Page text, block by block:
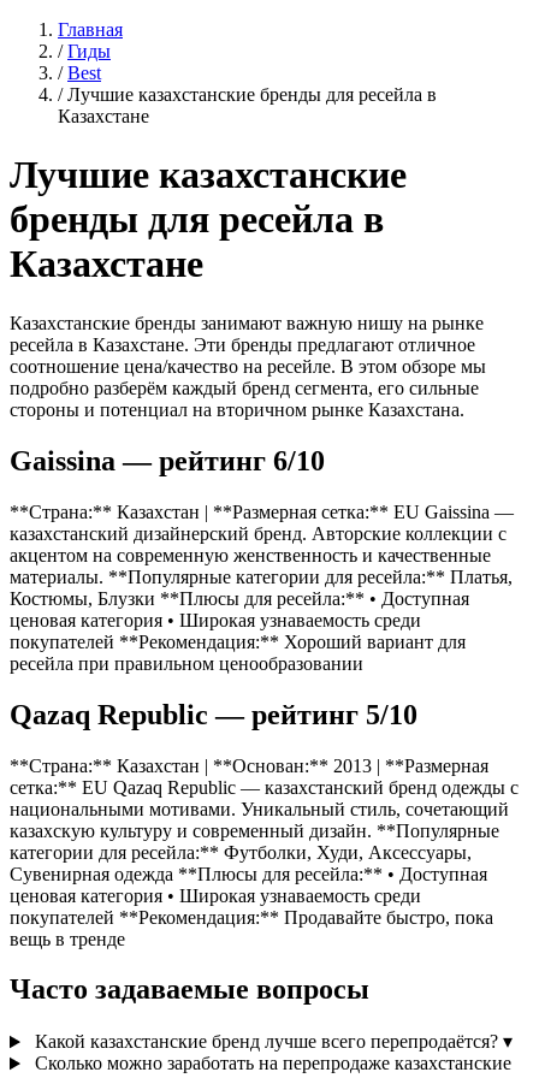
Главная
/ Гиды
/ Best
/ Лучшие казахстанские бренды для ресейла в
Казахстане
Лучшие казахстанские
бренды для ресейла в
Казахстане
Казахстанские бренды занимают важную нишу на рынке
ресейла в Казахстане. Эти бренды предлагают отличное
соотношение цена/качество на ресейле. В этом обзоре мы
подробно разберём каждый бренд сегмента, его сильные
стороны и потенциал на вторичном рынке Казахстана.
Gaissina — рейтинг 6/10
**Страна:** Казахстан | **Размерная сетка:** EU Gaissina —
казахстанский дизайнерский бренд. Авторские коллекции с
акцентом на современную женственность и качественные
материалы. **Популярные категории для ресейла:** Платья,
Костюмы, Блузки **Плюсы для ресейла:** • Доступная
ценовая категория • Широкая узнаваемость среди
покупателей **Рекомендация:** Хороший вариант для
ресейла при правильном ценообразовании
Qazaq Republic — рейтинг 5/10
**Страна:** Казахстан | **Основан:** 2013 | **Размерная
сетка:** EU Qazaq Republic — казахстанский бренд одежды с
национальными мотивами. Уникальный стиль, сочетающий
казахскую культуру и современный дизайн. **Популярные
категории для ресейла:** Футболки, Худи, Аксессуары,
Сувенирная одежда **Плюсы для ресейла:** • Доступная
ценовая категория • Широкая узнаваемость среди
покупателей **Рекомендация:** Продавайте быстро, пока
вещь в тренде
Часто задаваемые вопросы
Какой казахстанские бренд лучше всего перепродаётся? ▾
Сколько можно заработать на перепродаже казахстанские